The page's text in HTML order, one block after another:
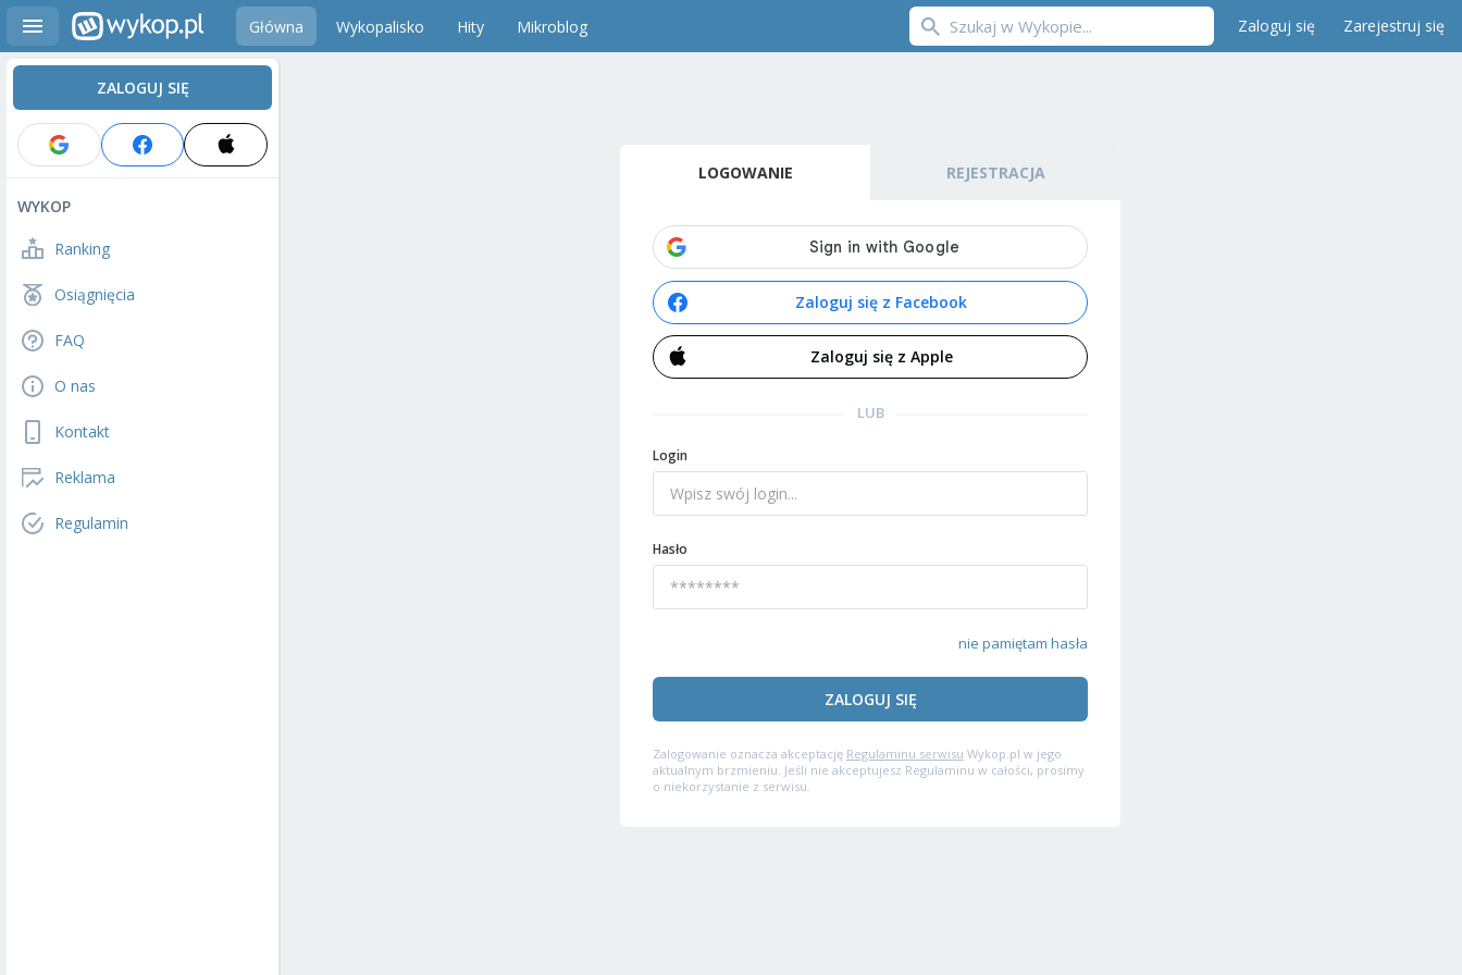
Główna Wykopalisko Hity Mikroblog Zaloguj się Zarejestruj się
ZALOGUJ SIĘ
WYKOP
Ranking
Osiągnięcia
FAQ
O nas
Kontakt
Reklama
Regulamin
LOGOWANIE REJESTRACJA
Zaloguj się z Facebook
Zaloguj się z Apple
LUB
Login
Hasło
nie pamiętam hasła
ZALOGUJ SIĘ
Zalogowanie oznacza akceptację Regulaminu serwisu Wykop.pl w jego
aktualnym brzmieniu. Jeśli nie akceptujesz Regulaminu w całości, prosimy
o niekorzystanie z serwisu.